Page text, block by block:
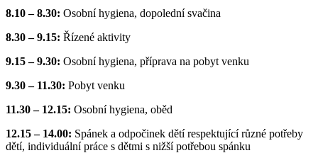
8.10 – 8.30: Osobní hygiena, dopolední svačina
8.30 – 9.15: Řízené aktivity
9.15 – 9.30: Osobní hygiena, příprava na pobyt venku
9.30 – 11.30: Pobyt venku
11.30 – 12.15: Osobní hygiena, oběd
12.15 – 14.00: Spánek a odpočinek dětí respektující různé potřeby
dětí, individuální práce s dětmi s nižší potřebou spánku